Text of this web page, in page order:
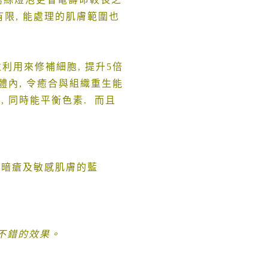
限 , 能處理的肌膚範圍也
用來修補細胞, 提升5倍
內 , 令癒合與組織重生能
, 同時能平衡色素. 而且
瘡及敏感肌膚的藍
錯的效果。